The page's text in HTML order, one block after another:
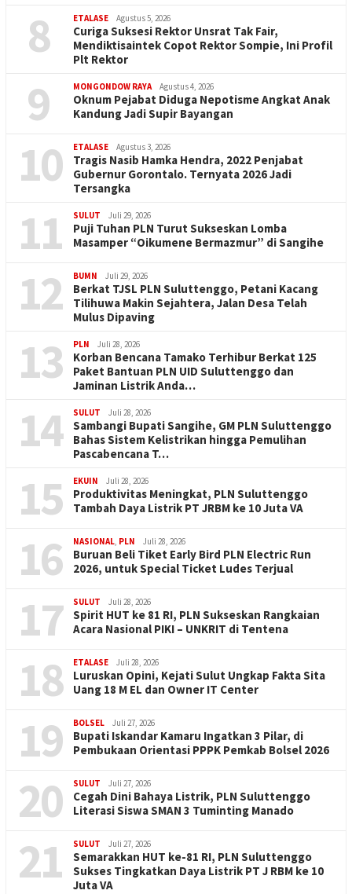
8 ETALASE Agustus 5, 2026
Curiga Suksesi Rektor Unsrat Tak Fair,
Mendiktisaintek Copot Rektor Sompie, Ini Profil
Plt Rektor
9 MONGONDOW RAYA Agustus 4, 2026
Oknum Pejabat Diduga Nepotisme Angkat Anak
Kandung Jadi Supir Bayangan
10 ETALASE Agustus 3, 2026
Tragis Nasib Hamka Hendra, 2022 Penjabat
Gubernur Gorontalo. Ternyata 2026 Jadi
Tersangka
11 SULUT Juli 29, 2026
Puji Tuhan PLN Turut Sukseskan Lomba
Masamper “Oikumene Bermazmur” di Sangihe
12 BUMN Juli 29, 2026
Berkat TJSL PLN Suluttenggo, Petani Kacang
Tilihuwa Makin Sejahtera, Jalan Desa Telah
Mulus Dipaving
13 PLN Juli 28, 2026
Korban Bencana Tamako Terhibur Berkat 125
Paket Bantuan PLN UID Suluttenggo dan
Jaminan Listrik Anda…
14 SULUT Juli 28, 2026
Sambangi Bupati Sangihe, GM PLN Suluttenggo
Bahas Sistem Kelistrikan hingga Pemulihan
Pascabencana T…
15 EKUIN Juli 28, 2026
Produktivitas Meningkat, PLN Suluttenggo
Tambah Daya Listrik PT JRBM ke 10 Juta VA
16 NASIONAL, PLN Juli 28, 2026
Buruan Beli Tiket Early Bird PLN Electric Run
2026, untuk Special Ticket Ludes Terjual
17 SULUT Juli 28, 2026
Spirit HUT ke 81 RI, PLN Sukseskan Rangkaian
Acara Nasional PIKI – UNKRIT di Tentena
18 ETALASE Juli 28, 2026
Luruskan Opini, Kejati Sulut Ungkap Fakta Sita
Uang 18 M EL dan Owner IT Center
19 BOLSEL Juli 27, 2026
Bupati Iskandar Kamaru Ingatkan 3 Pilar, di
Pembukaan Orientasi PPPK Pemkab Bolsel 2026
20 SULUT Juli 27, 2026
Cegah Dini Bahaya Listrik, PLN Suluttenggo
Literasi Siswa SMAN 3 Tuminting Manado
21 SULUT Juli 27, 2026
Semarakkan HUT ke-81 RI, PLN Suluttenggo
Sukses Tingkatkan Daya Listrik PT J RBM ke 10
Juta VA